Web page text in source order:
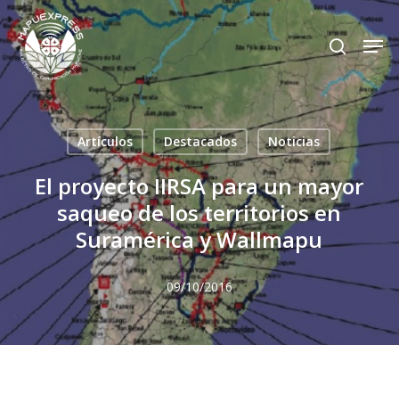
Skip
to
main
content
search
Artículos Destacados Noticias
El proyecto IIRSA para un mayor
saqueo de los territorios en
Suramérica y Wallmapu
09/10/2016
Close
Menu